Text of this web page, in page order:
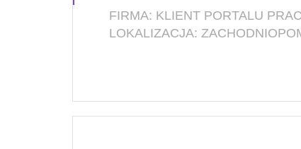
FIRMA: KLIENT PORTALU
LOKALIZACJA: